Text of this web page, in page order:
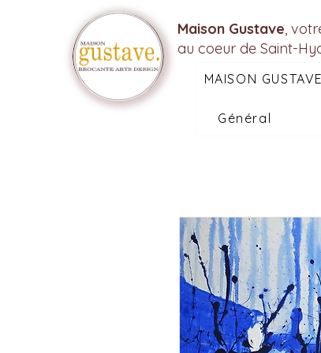
Maison Gustave,
au coeur de Saint-
MAISON GUSTAVE
Général